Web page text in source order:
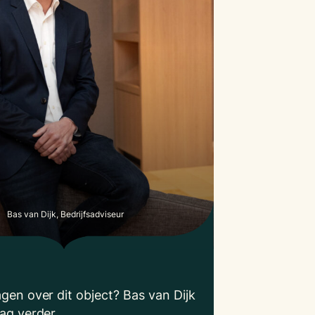
Bas van Dijk, Bedrijfsadviseur
over dit object? Bas van Dijk